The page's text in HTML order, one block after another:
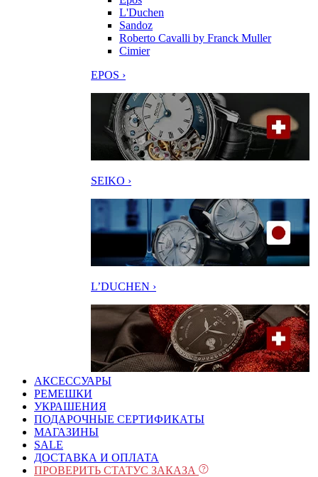
L'Duchen
Sandoz
Roberto Cavalli by Franck Muller
Cimier
EPOS ›
SEIKO ›
L’DUCHEN ›
АКСЕССУАРЫ
РЕМЕШКИ
УКРАШЕНИЯ
ПОДАРОЧНЫЕ СЕРТИФИКАТЫ
МАГАЗИНЫ
SALE
ДОСТАВКА И ОПЛАТА
ПРОВЕРИТЬ СТАТУС ЗАКАЗА